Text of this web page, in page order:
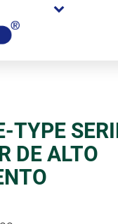
TYPE
DE ALTO